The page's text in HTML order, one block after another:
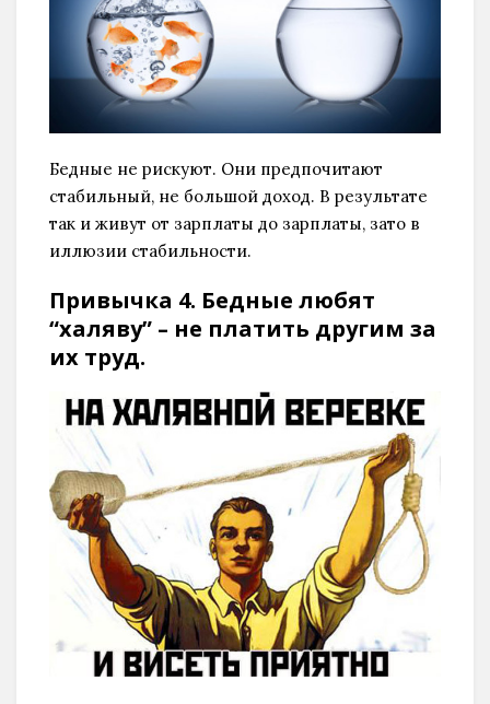
Бедные не рискуют. Они предпочитают
стабильный, не большой доход. В результате
так и живут от зарплаты до зарплаты, зато в
иллюзии стабильности.
Привычка 4. Бедные любят
“халяву” – не платить другим за
их труд.